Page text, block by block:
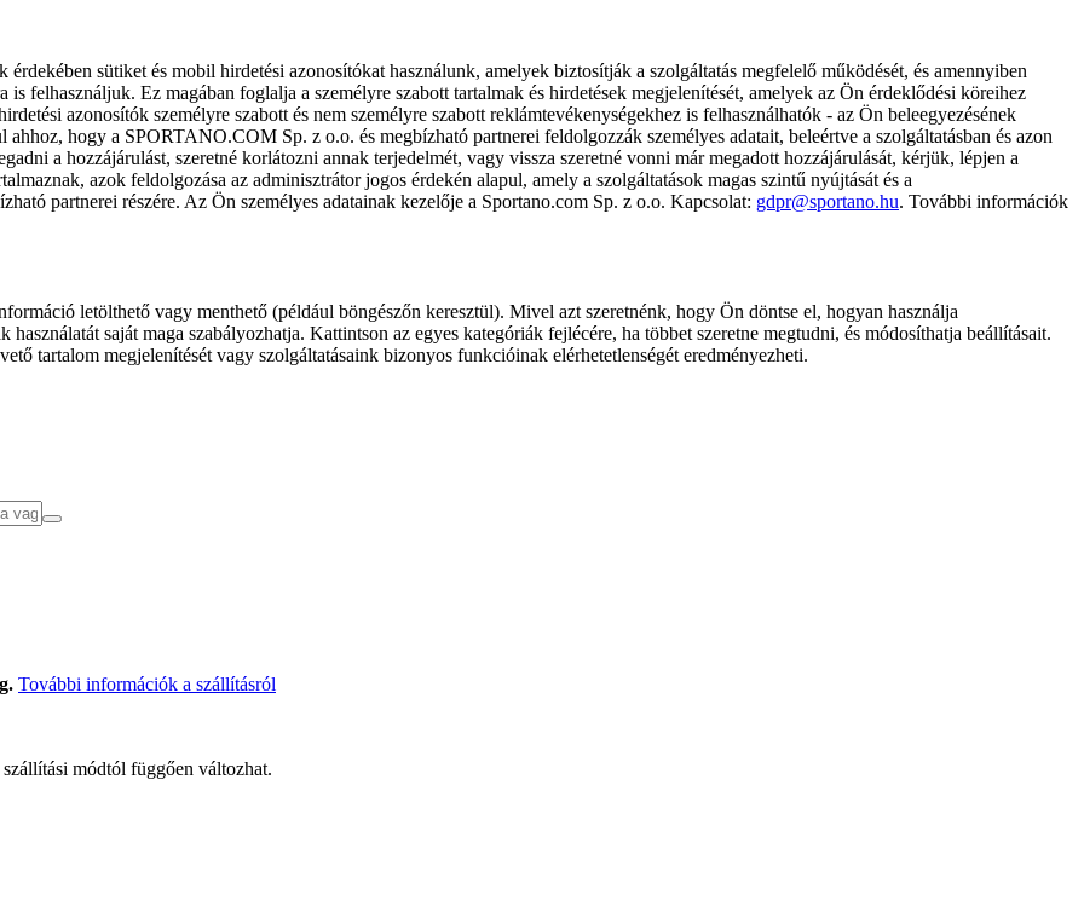
sütiket és mobil hirdetési azonosítókat használunk, amelyek biztosítják a szolgáltatás megfelelő működését, és amennyiben
is felhasználjuk. Ez magában foglalja a személyre szabott tartalmak és hirdetések megjelenítését, amelyek az Ön érdeklődési köreihez
azonosítók személyre szabott és nem személyre szabott reklámtevékenységekhez is felhasználhatók - az Ön beleegyezésének
hogy a SPORTANO.COM Sp. z o.o. és megbízható partnerei feldolgozzák személyes adatait, beleértve a szolgáltatásban és azon
a hozzájárulást, szeretné korlátozni annak terjedelmét, vagy vissza szeretné vonni már megadott hozzájárulását, kérjük, lépjen a
azok feldolgozása az adminisztrátor jogos érdekén alapul, amely a szolgáltatások magas szintű nyújtását és a
partnerei részére. Az Ön személyes adatainak kezelője a Sportano.com Sp. z o.o. Kapcsolat: gdpr@sportano.hu. További információk
letölthető vagy menthető (például böngészőn keresztül). Mivel azt szeretnénk, hogy Ön döntse el, hogyan használja
saját maga szabályozhatja. Kattintson az egyes kategóriák fejlécére, ha többet szeretne megtudni, és módosíthatja beállításait.
tartalom megjelenítését vagy szolgáltatásaink bizonyos funkcióinak elérhetetlenségét eredményezheti.
További információk a szállításról
módtól függően változhat.